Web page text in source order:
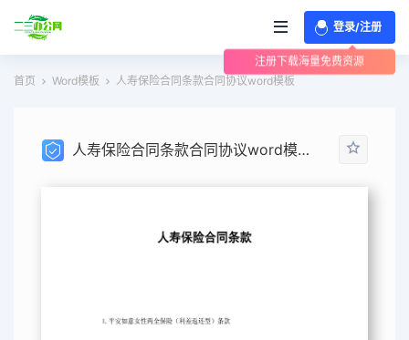
登录/注册
注册下载海量免费资源
首页
Word模板 人寿保险合同条款合同协议word模板
人寿保险合同条款合同协议word模板